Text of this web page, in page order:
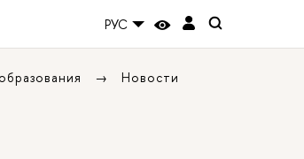
РУС
Новости